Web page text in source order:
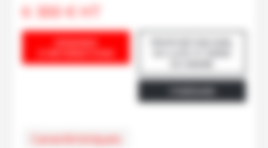
6 300€HT
Caractéristiques